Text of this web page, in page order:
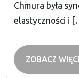
Chmura była
elastyczności i
ZOBACZ